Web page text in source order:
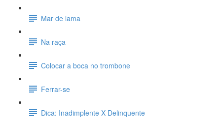
Mar de lama
Na raça
Colocar a boca no trombone
Ferrar-se
Dica: Inadimplente X Delinquente